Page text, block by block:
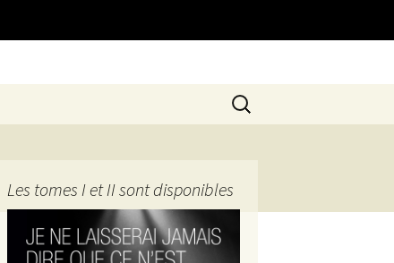
Rechercher :
Les tomes I et II sont disponibles